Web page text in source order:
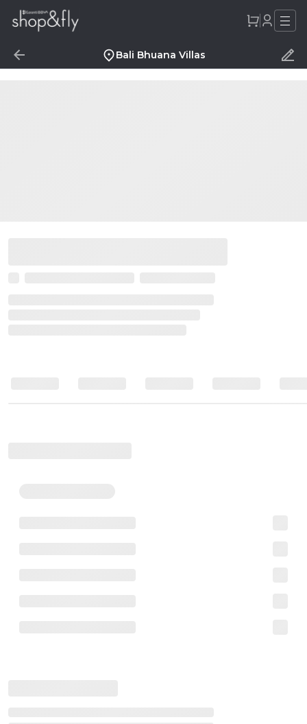
Bali Bhuana Villas